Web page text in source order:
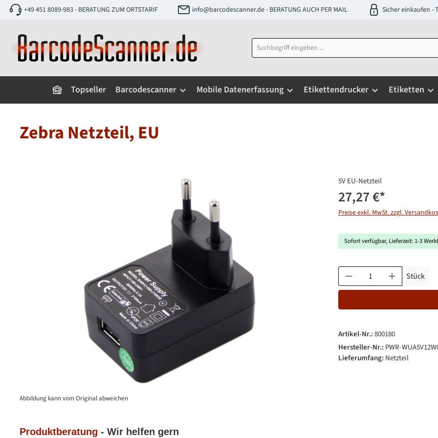
Hauptinhalt springen
Zur Suche springen
Zur Hauptnavigation springen
+49 451 8089-983 - BERATUNG ZUM ORTSTARIF info@barcodescanner.de - BERATUNG AUCH PER MAIL Sicher einkaufen -
Topseller Barcodescanner Mobile Datenerfassung Etikettendrucker Etiketten
Zebra Netzteil, EU
Abbildung kann vom Original abweichen
Produktberatung - Wir helfen gern
5V EU-Netzteil
27,27 €*
Preise exkl. MwSt. zzgl.
Sofort verfügbar, Lieferzeit: 1-3
Produkt Anzahl: Gib den
Stück
Artikel-Nr.:800180
Hersteller-Nr.: PWR-
Lieferumfang: Netzteil